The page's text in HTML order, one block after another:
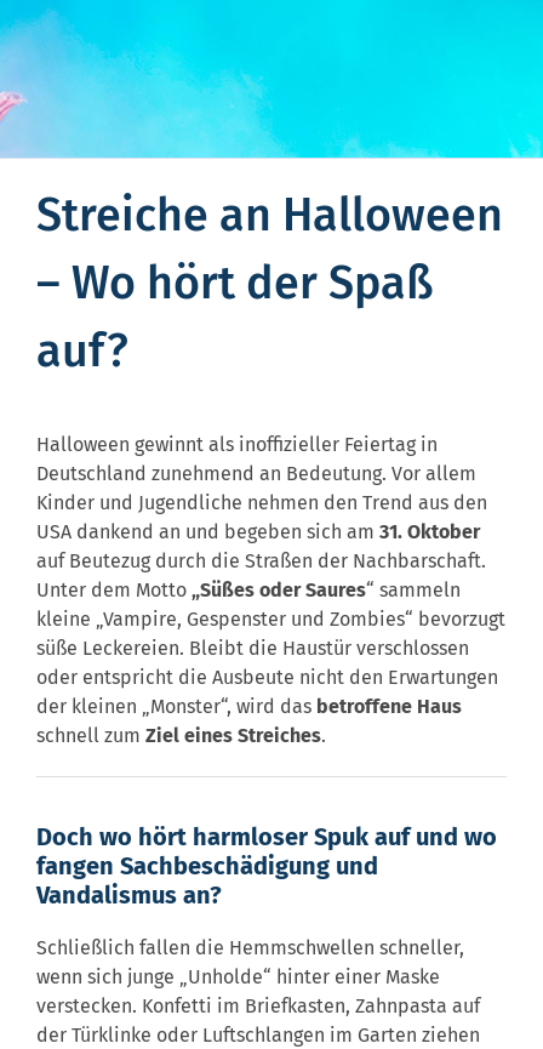
Streiche an Halloween
– Wo hört der Spaß
auf?
Halloween gewinnt als inoffizieller Feiertag in
Deutschland zunehmend an Bedeutung. Vor allem
Kinder und Jugendliche nehmen den Trend aus den
USA dankend an und begeben sich am 31. Oktober
auf Beutezug durch die Straßen der Nachbarschaft.
Unter dem Motto „Süßes oder Saures“ sammeln
kleine „Vampire, Gespenster und Zombies“ bevorzugt
süße Leckereien. Bleibt die Haustür verschlossen
oder entspricht die Ausbeute nicht den Erwartungen
der kleinen „Monster“, wird das betroffene Haus
schnell zum Ziel eines Streiches.
Doch wo hört harmloser Spuk auf und wo
fangen Sachbeschädigung und
Vandalismus an?
Schließlich fallen die Hemmschwellen schneller,
wenn sich junge „Unholde“ hinter einer Maske
verstecken. Konfetti im Briefkasten, Zahnpasta auf
der Türklinke oder Luftschlangen im Garten ziehen